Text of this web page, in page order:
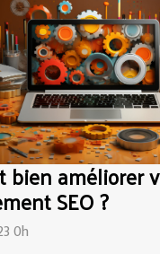
bien améliorer
SEO ?
0h